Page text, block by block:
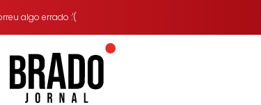
algo errado :'(